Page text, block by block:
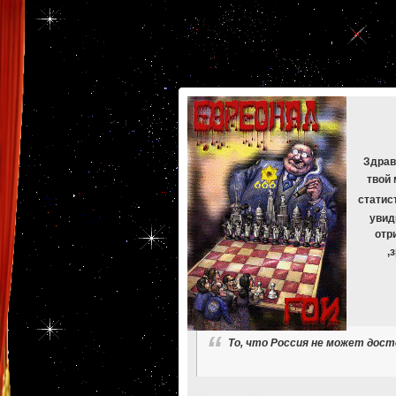
[phpBB Debug] PHP Warning : in file [ROOT]/phpbb/db/driver/mysqli.php
[phpBB Debug] PHP Warning
[ROOT]/phpbb/db/driver/mysqli.php
[phpBB Debug] PHP Warning
: in file [ROOT]/phpbb/db/driver/mysqli.php 265 :
[phpBB Debug] PHP Warning
: in file [ROOT]/phpbb/db/driver/mysqli.php on line 329 :
[phpBB Debug] PHP Warning
[ROOT]/phpbb/db/driver/mysqli.php on line 265 :
[phpBB Debug] PHP Warning
[ROOT]/phpbb/db/driver/mysqli.php on line
[phpBB Debug] PHP Warning
: in file [ROOT]/phpbb/db/driver/mysqli.php on line265
[phpBB Debug] PHP Warning
: in file [ROOT]/phpbb/db/driver/mysqli.php on line
твой
То, что Россия не может